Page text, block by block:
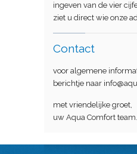
ingeven van de vier
ziet u direct wie onze
Contact
voor algemene
berichtje naar
met vriendelijke groet,
uw Aqua Comfort team.